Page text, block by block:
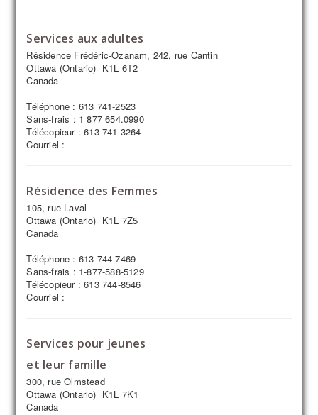
Services aux adultes
Résidence Frédéric-Ozanam, 242, rue Cantin
Ottawa (Ontario) K1L 6T2
Canada
Téléphone : 613 741-2523
Sans-frais : 1 877 654.0990
Télécopieur : 613 741-3264
Courriel :
Résidence des Femmes
105, rue Laval
Ottawa (Ontario) K1L 7Z5
Canada
Téléphone : 613 744-7469
Sans-frais : 1-877-588-5129
Télécopieur : 613 744-8546
Courriel :
Services pour jeunes
et leur famille
300, rue Olmstead
Ottawa (Ontario) K1L 7K1
Canada